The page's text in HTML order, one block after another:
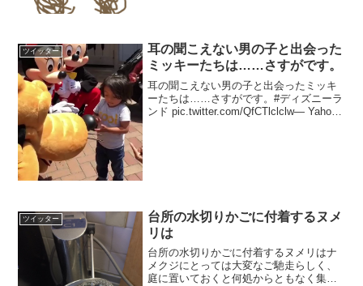
ツイッター
耳の聞こえない男の子と出会った
ミッキーたちは……さすがです。
耳の聞こえない男の子と出会ったミッキ
ーたちは……さすがです。#ディズニーラ
ンド pic.twitter.com/QfCTlclclw— Yahoo!
ツイッター
台所の水切りかごに付着するヌメ
リは
台所の水切りかごに付着するヌメリはナ
メクジにとっては大変なご馳走らしく、
庭に置いておくと何処からともなく集っ